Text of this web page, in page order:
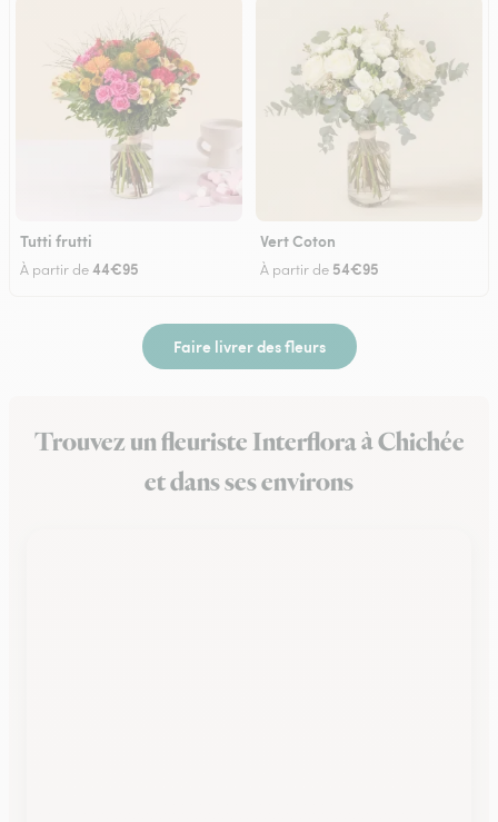
Tutti frutti
À partir de44€95
Vert Coton
À partir de 54€95
Faire livrer des fleurs
Trouvez un fleuriste Interflora à Chichée
et dans ses environs